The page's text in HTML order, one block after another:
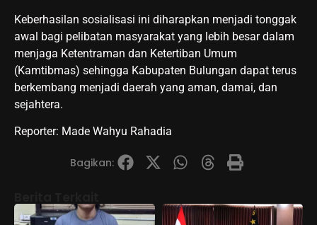
Keberhasilan sosialisasi ini diharapkan menjadi tonggak
awal bagi pelibatan masyarakat yang lebih besar dalam
menjaga Ketentraman dan Ketertiban Umum
(Kamtibmas) sehingga Kabupaten Bulungan dapat terus
berkembang menjadi daerah yang aman, damai, dan
sejahtera.
Reporter: Made Wahyu Rahadia
Bagikan: